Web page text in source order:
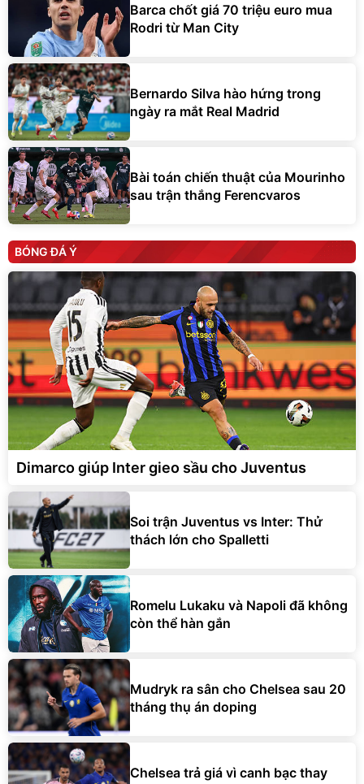
Barca chốt giá 70 triệu euro mua
Rodri từ Man City
Bernardo Silva hào hứng trong
ngày ra mắt Real Madrid
Bài toán chiến thuật của Mourinho
sau trận thắng Ferencvaros
BÓNG ĐÁ Ý
Dimarco giúp Inter gieo sầu cho Juventus
Soi trận Juventus vs Inter: Thử
thách lớn cho Spalletti
Romelu Lukaku và Napoli đã không
còn thể hàn gắn
Mudryk ra sân cho Chelsea sau 20
tháng thụ án doping
Chelsea trả giá vì canh bạc thay